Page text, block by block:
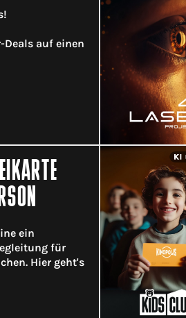
Deals auf einen
ein
für
Hier geht's